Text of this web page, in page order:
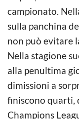
campionato.
sulla panchina
non può evitare
Nella stagione
alla penultima
dimissioni a
finiscono quarti,
Champions